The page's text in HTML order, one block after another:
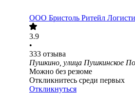
ООО Бристоль Ритейл
3.9
•
333 отзыва
Пушкино, улица Пушкинское
Можно без резюме
Откликнитесь среди первых
Откликнуться